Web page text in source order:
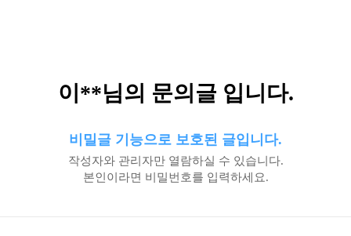
이**님의 문의글 입니다.
비밀글 기능으로 보호된 글입니다.
작성자와 관리자만 열람하실 수 있습니다.
본인이라면 비밀번호를 입력하세요.